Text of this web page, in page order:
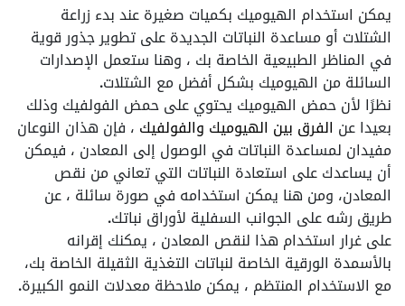
يمكن استخدام الهيوميك بكميات صغيرة عند بدء زراعة
الشتلات أو مساعدة النباتات الجديدة على تطوير جذور قوية
في المناظر الطبيعية الخاصة بك ، وهنا ستعمل الإصدارات
السائلة من الهيوميك بشكل أفضل مع الشتلات.
نظرًا لأن حمض الهيوميك يحتوي على حمض الفولفيك وذلك
بعيدا عن الفرق بين الهيوميك والفولفيك ، فإن هذان النوعان
مفيدان لمساعدة النباتات في الوصول إلى المعادن ، فيمكن
أن يساعدك على استعادة النباتات التي تعاني من نقص
المعادن، ومن هنا يمكن استخدامه في صورة سائلة ، عن
طريق رشه على الجوانب السفلية لأوراق نباتك.
على غرار استخدام هذا لنقص المعادن ، يمكنك إقرانه
بالأسمدة الورقية الخاصة لنباتات التغذية الثقيلة الخاصة بك،
مع الاستخدام المنتظم ، يمكن ملاحظة معدلات النمو الكبيرة.